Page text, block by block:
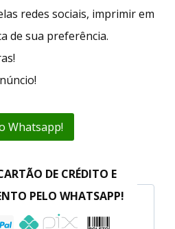
redes sociais, imprimir em
de sua preferência.
Whatsapp!
DE CRÉDITO E
PELO WHATSAPP!